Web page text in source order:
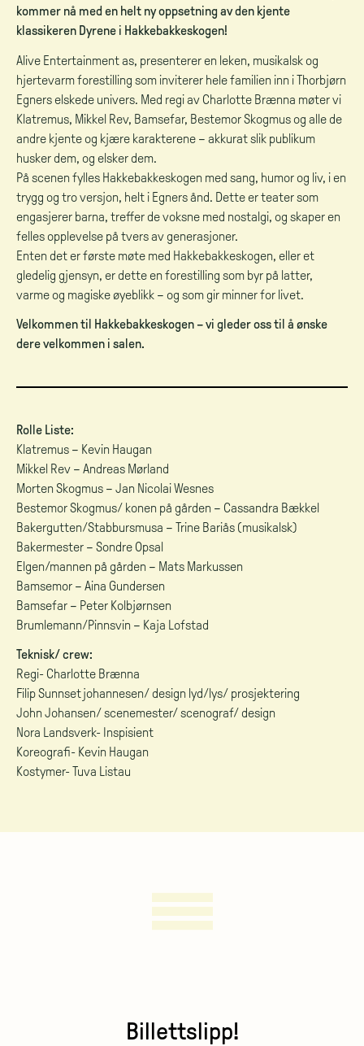
kommer nå med en helt ny oppsetning av den kjente
klassikeren Dyrene i Hakkebakkeskogen!
Alive Entertainment as, presenterer en leken, musikalsk og
hjertevarm forestilling som inviterer hele familien inn i Thorbjørn
Egners elskede univers. Med regi av Charlotte Brænna møter vi
Klatremus, Mikkel Rev, Bamsefar, Bestemor Skogmus og alle de
andre kjente og kjære karakterene – akkurat slik publikum
husker dem, og elsker dem.
På scenen fylles Hakkebakkeskogen med sang, humor og liv, i en
trygg og tro versjon, helt i Egners ånd. Dette er teater som
engasjerer barna, treffer de voksne med nostalgi, og skaper en
felles opplevelse på tvers av generasjoner.
Enten det er første møte med Hakkebakkeskogen, eller et
gledelig gjensyn, er dette en forestilling som byr på latter,
varme og magiske øyeblikk – og som gir minner for livet.
Velkommen til Hakkebakkeskogen – vi gleder oss til å ønske
dere velkommen i salen.
Rolle Liste:
Klatremus – Kevin Haugan
Mikkel Rev – Andreas Mørland
Morten Skogmus – Jan Nicolai Wesnes
Bestemor Skogmus/ konen på gården – Cassandra Bækkel
Bakergutten/Stabbursmusa – Trine Bariås (musikalsk)
Bakermester – Sondre Opsal
Elgen/mannen på gården – Mats Markussen
Bamsemor – Aina Gundersen
Bamsefar – Peter Kolbjørnsen
Brumlemann/Pinnsvin – Kaja Lofstad
Teknisk/ crew:
Regi- Charlotte Brænna
Filip Sunnset johannesen/ design lyd/lys/ prosjektering
John Johansen/ scenemester/ scenograf/ design
Nora Landsverk- Inspisient
Koreografi- Kevin Haugan
Kostymer- Tuva Listau
Billettslipp!